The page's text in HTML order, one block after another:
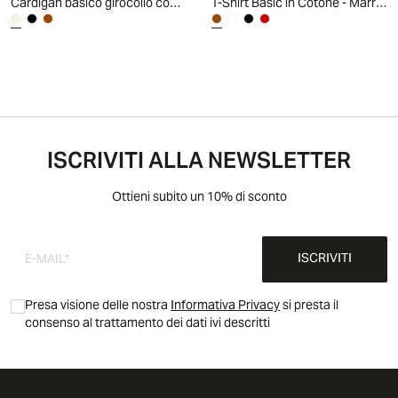
ISCRIVITI ALLA NEWSLETTER
Ottieni subito un 10% di sconto
ISCRIVITI
Presa visione delle nostraInformativa Privacysi presta il
consenso al trattamento dei dati ivi descritti